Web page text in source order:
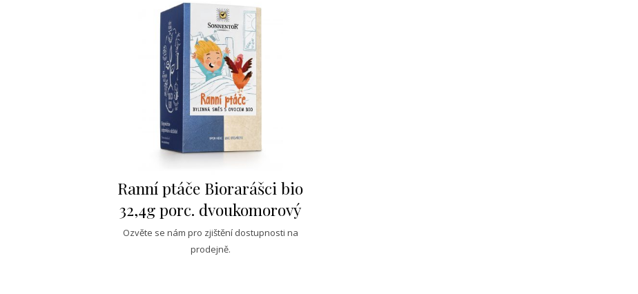
Ranní ptáče Biorarášci bio
32,4g porc. dvoukomorový
Ozvěte se nám pro zjištění dostupnosti na
prodejně.